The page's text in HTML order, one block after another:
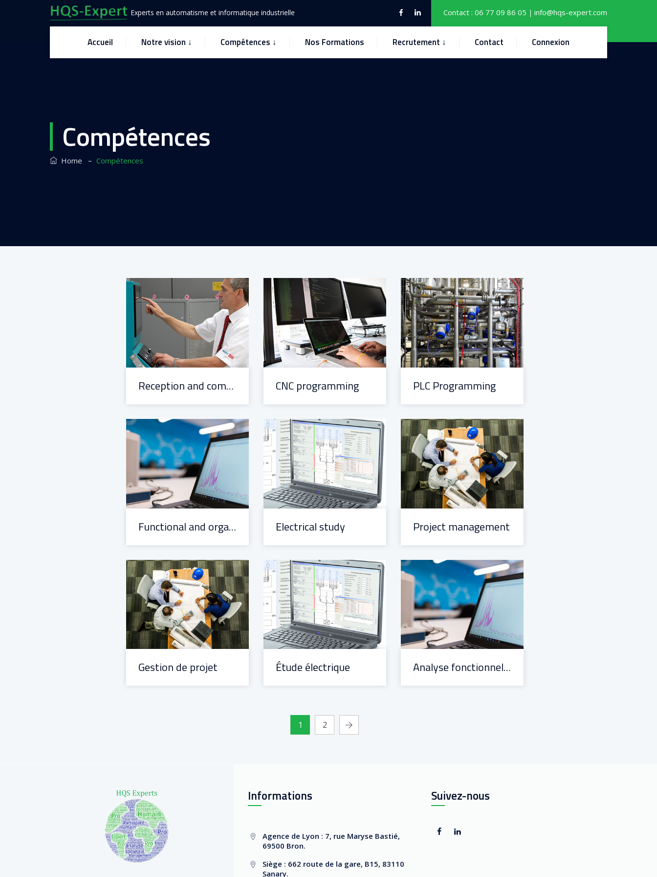
Experts en automatisme et informatique industrielle Contact : 06 77 09 86 05 | info@hqs-expert.com
Accueil Notre vision ↓ Compétences ↓ Nos Formations Recrutement ↓ Contact Connexion
Compétences
Home – Compétences
Reception and commissioning CNC programming PLC Programming
Functional and organic analysis Electrical study Project management
Gestion de projet Étude électrique Analyse fonctionnelle et organique
1 2
Informations
Agence de Lyon : 7, rue Maryse Bastié,
69500 Bron.
Siège : 662 route de la gare, B15, 83110
Sanary.
Suivez-nous